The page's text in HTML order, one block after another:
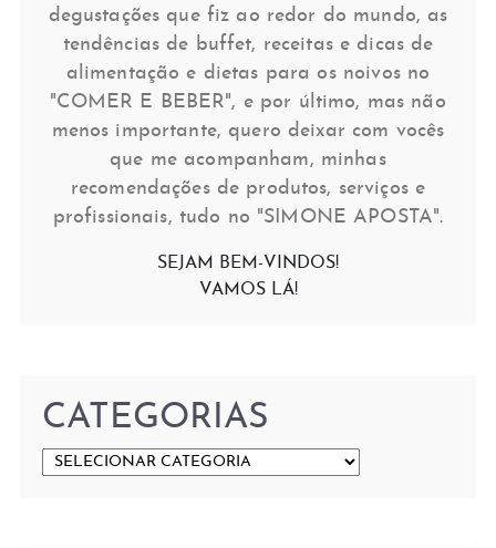
degustações que fiz ao redor do mundo, as
tendências de buffet, receitas e dicas de
alimentação e dietas para os noivos no
"COMER E BEBER", e por último, mas não
menos importante, quero deixar com vocês
que me acompanham, minhas
recomendações de produtos, serviços e
profissionais, tudo no "SIMONE APOSTA".
SEJAM BEM-VINDOS!
VAMOS LÁ!
CATEGORIAS